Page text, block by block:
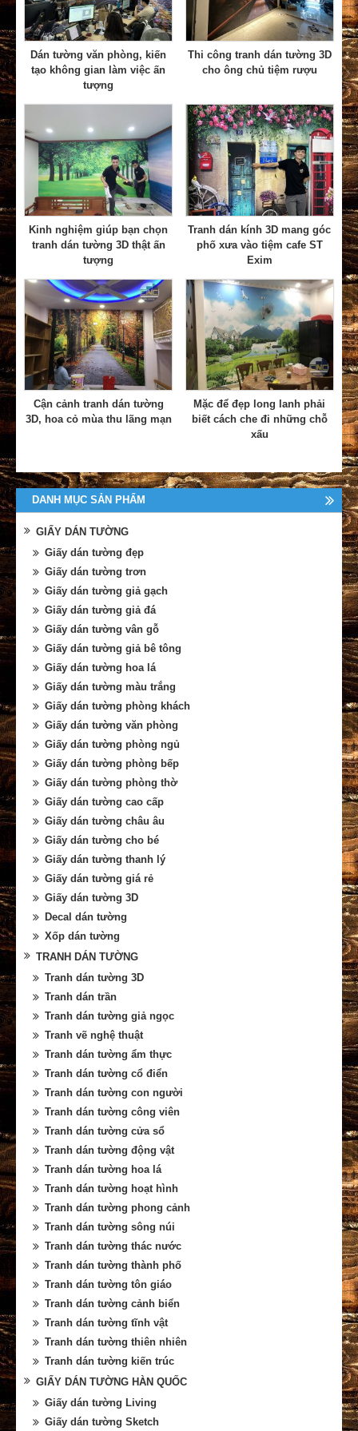
Dán tường văn phòng, kiến
tạo không gian làm việc ấn
tượng
Thi công tranh dán tường 3D
cho ông chủ tiệm rượu
Kinh nghiệm giúp bạn chọn
tranh dán tường 3D thật ấn
tượng
Tranh dán kính 3D mang góc
phố xưa vào tiệm cafe ST
Exim
Cận cảnh tranh dán tường
3D, hoa cỏ mùa thu lãng mạn
Mặc để đẹp long lanh phải
biết cách che đi những chỗ
xấu
DANH MỤC SẢN PHẨM
GIẤY DÁN TƯỜNG
Giấy dán tường đẹp
Giấy dán tường trơn
Giấy dán tường giả gạch
Giấy dán tường giả đá
Giấy dán tường vân gỗ
Giấy dán tường giả bê tông
Giấy dán tường hoa lá
Giấy dán tường màu trắng
Giấy dán tường phòng khách
Giấy dán tường văn phòng
Giấy dán tường phòng ngủ
Giấy dán tường phòng bếp
Giấy dán tường phòng thờ
Giấy dán tường cao cấp
Giấy dán tường châu âu
Giấy dán tường cho bé
Giấy dán tường thanh lý
Giấy dán tường giá rẻ
Giấy dán tường 3D
Decal dán tường
Xốp dán tường
TRANH DÁN TƯỜNG
Tranh dán tường 3D
Tranh dán trần
Tranh dán tường giả ngọc
Tranh vẽ nghệ thuật
Tranh dán tường ẩm thực
Tranh dán tường cổ điển
Tranh dán tường con người
Tranh dán tường công viên
Tranh dán tường cửa sổ
Tranh dán tường động vật
Tranh dán tường hoa lá
Tranh dán tường hoạt hình
Tranh dán tường phong cảnh
Tranh dán tường sông núi
Tranh dán tường thác nước
Tranh dán tường thành phố
Tranh dán tường tôn giáo
Tranh dán tường cảnh biển
Tranh dán tường tĩnh vật
Tranh dán tường thiên nhiên
Tranh dán tường kiến trúc
GIẤY DÁN TƯỜNG HÀN QUỐC
Giấy dán tường Living
Giấy dán tường Sketch